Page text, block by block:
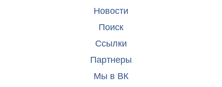
Новости
Поиск
Ссылки
Партнеры
Мы в ВК